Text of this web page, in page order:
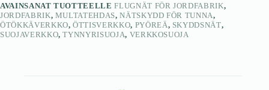
AVAINSANAT TUOTTEELLEFLUGNÄT FÖR JORDFABRIK,
JORDFABRIK, MULTATEHDAS,NÄTSKYDD FÖR TUNNA,
ÖTÖKKÄVERKKO,ÖTTISVERKKO, PYÖREÄ, SKYDDSNÄT,
SUOJAVERKKO,TYNNYRISUOJA, VERKKOSUOJA